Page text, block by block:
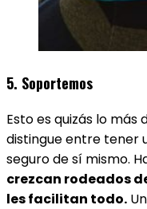
5. Soportemos
Esto es quizás lo más
distingue entre tener
seguro de sí mismo.
crezcan rodeados
les facilitan todo.